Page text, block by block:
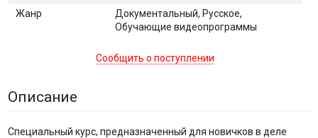
Жанр
Документальный, Русское,
Обучающие видеопрограммы
Сообщить о поступлении
Описание
Специальный курс, предназначенный для новичков в деле